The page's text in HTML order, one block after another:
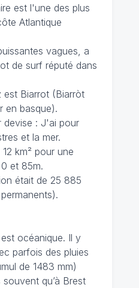
est l'une des plus
Atlantique
vagues, a
de surf réputé dans
est Biarrot (Biarròt
en basque).
devise : J'ai pour
et la mer.
km² pour une
et 85m.
était de 25 885
est océanique. Il y
parfois des pluies
de 1483 mm)
qu’à Brest